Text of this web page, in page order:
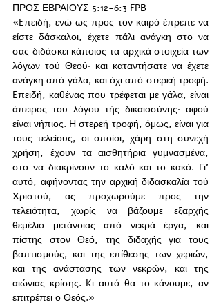
ΠΡΟΣ ΕΒΡΑΙΟΥΣ 5:12-6:3 FPB
«Eπειδή, ενώ ως προς τον καιρό έπρεπε να
είστε δάσκαλοι, έχετε πάλι ανάγκη στο να
σας διδάσκει κάποιος τα αρχικά στοιχεία των
λόγων τού Θεού· και καταντήσατε να έχετε
ανάγκη από γάλα, και όχι από στερεή τροφή.
Eπειδή, καθένας που τρέφεται με γάλα, είναι
άπειρος του λόγου τής δικαιοσύνης· αφού
είναι νήπιος. H στερεή τροφή, όμως, είναι για
τους τελείους, οι οποίοι, χάρη στη συνεχή
χρήση, έχουν τα αισθητήρια γυμνασμένα,
στο να διακρίνουν το καλό και το κακό. Γι’
αυτό, αφήνοντας την αρχική διδασκαλία τού
Xριστού, ας προχωρούμε προς την
τελειότητα, χωρίς να βάζουμε εξαρχής
θεμέλιο μετάνοιας από νεκρά έργα, και
πίστης στον Θεό, της διδαχής για τους
βαπτισμούς, και της επίθεσης των χεριών,
και της ανάστασης των νεκρών, και της
αιώνιας κρίσης. Kι αυτό θα το κάνουμε, αν
επιτρέπει ο Θεός.»